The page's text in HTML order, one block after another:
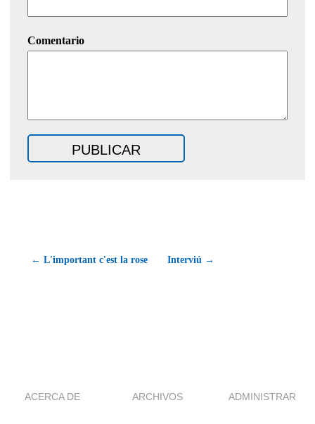
Comentario
← L'important c'est la rose Interviú →
ACERCA DE ARCHIVOS ADMINISTRAR